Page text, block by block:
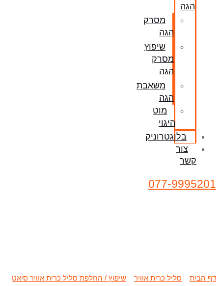
הגה
מסרק
הגה
שיפוץ
מסרק
הגה
משאבת
הגה
מוט
היגוי
בלוגטרוניק
צור
קשר
077-9995201
דף הבית סליל כרית אוויר שיפוץ / החלפת סליל כרית אוויר סיאט